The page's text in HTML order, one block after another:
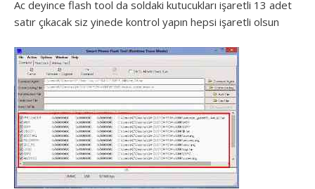
Ac deyince flash tool da soldaki kutucukları işaretli 13 adet
satır çıkacak siz yinede kontrol yapın hepsi işaretli olsun